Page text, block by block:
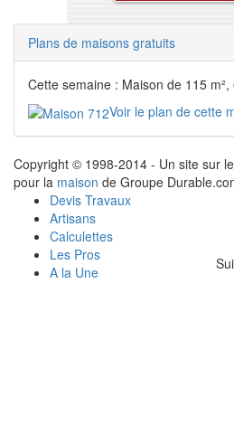
Plans de maisons gratuits
Cette semaine : Maison de 115 m²,
Voir le plan de cette
Copyright © 1998-2014 - Un site sur le
pour la maison de Groupe
Devis Travaux
Artisans
Calculettes
Les Pros
A la Une